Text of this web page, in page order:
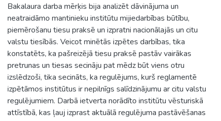
Bakalaura darba mērķis bija analizēt dāvinājuma un
neatraidāmo mantinieku institūtu mijiedarbības būtību,
piemērošanu tiesu praksē un izpratni nacionālajās un citu
valstu tiesībās. Veicot minētās izpētes darbības, tika
konstatēts, ka pašreizējā tiesu praksē pastāv vairākas
pretrunas un tiesas secināju pat mēdz būt viens otru
izslēdzoši, tika secināts, ka regulējums, kurš reglamentē
izpētāmos institūtus ir nepilnīgs salīdzinājumu ar citu valstu
regulējumiem. Darbā ietverta norādīto institūtu vēsturiskā
attīstībā, kas ļauj izprast aktuālā regulējuma pastāvēšanas